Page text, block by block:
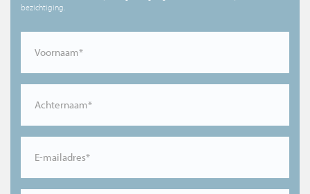
bezichtiging.
Voornaam*
Achternaam*
E-mailadres*